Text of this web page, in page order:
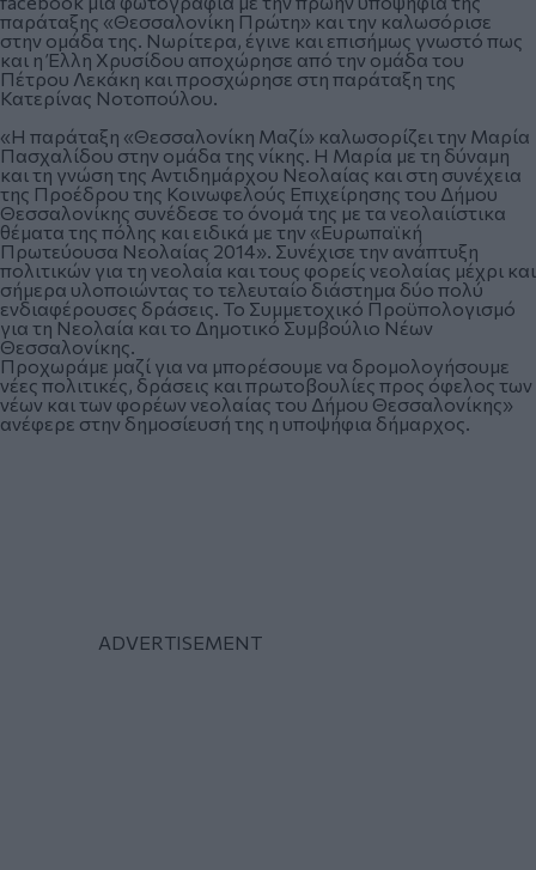
παράταξης «Θεσσαλονίκη Πρώτη» και την καλωσόρισε
στην ομάδα της. Νωρίτερα, έγινε και επισήμως γνωστό πως
καιη Έλλη Χρυσίδου αποχώρησε από την ομάδα του
Πέτρου Λεκάκη και προσχώρησε στη παράταξη της
Κατερίνας Νοτοπούλου.
«Η παράταξη «Θεσσαλονίκη Μαζί» καλωσορίζει την Μαρία
Πασχαλίδου στην ομάδα της νίκης. Η Μαρία με τη δύναμη
και τη γνώση της Αντιδημάρχου Νεολαίας και στη συνέχεια
της Προέδρου της Κοινωφελούς Επιχείρησης του Δήμου
Θεσσαλονίκης συνέδεσε το όνομά της με τα νεολαιίστικα
θέματα της πόλης και ειδικά με την «Ευρωπαϊκή
Πρωτεύουσα Νεολαίας 2014». Συνέχισε την ανάπτυξη
πολιτικών για τη νεολαία και τους φορείς νεολαίας μέχρι και
σήμερα υλοποιώντας το τελευταίο διάστημα δύο πολύ
ενδιαφέρουσες δράσεις. Το Συμμετοχικό Προϋπολογισμό
για τη Νεολαία και το Δημοτικό Συμβούλιο Νέων
Θεσσαλονίκης.
Προχωράμε μαζί για να μπορέσουμε να δρομολογήσουμε
νέες πολιτικές, δράσεις και πρωτοβουλίες προς όφελος των
νέων και των φορέων νεολαίας του Δήμου Θεσσαλονίκης»
ανέφερε στην δημοσίευσή της η υποψήφια δήμαρχος.